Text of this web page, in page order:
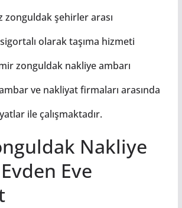
zonguldak şehirler arası
sigortalı olarak taşıma hizmeti
zonguldak nakliye ambarı
ve nakliyat firmaları arasında
ile çalışmaktadır.
Nakliye
Eve